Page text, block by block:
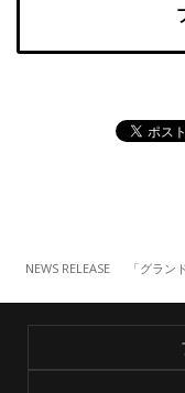
NEWS RELEASE